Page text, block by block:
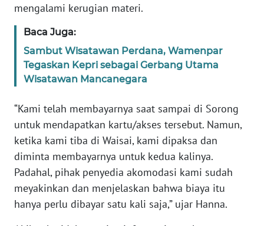
mengalami kerugian materi.
Baca Juga:
Sambut Wisatawan Perdana, Wamenpar
Tegaskan Kepri sebagai Gerbang Utama
Wisatawan Mancanegara
“Kami telah membayarnya saat sampai di Sorong
untuk mendapatkan kartu/akses tersebut. Namun,
ketika kami tiba di Waisai, kami dipaksa dan
diminta membayarnya untuk kedua kalinya.
Padahal, pihak penyedia akomodasi kami sudah
meyakinkan dan menjelaskan bahwa biaya itu
hanya perlu dibayar satu kali saja,” ujar Hanna.
NTT
WN
KEPRI
WN
PAPUA
WN
BARAT
WN